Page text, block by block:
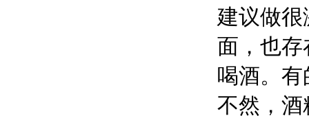
建议做
面，也
喝酒。
不然，